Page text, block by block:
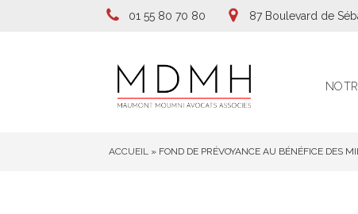
01 55 80 70 80 87 Boulevard de
ACCUEIL » FOND DE PRÉVOYANCE AU BÉNÉFICE DES